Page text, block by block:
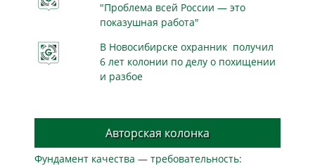
"Проблема всей России — это
показушная работа"
В Новосибирске охранник получил
6 лет колонии по делу о похищении
и разбое
Авторская колонка
Фундамент качества — требовательность: